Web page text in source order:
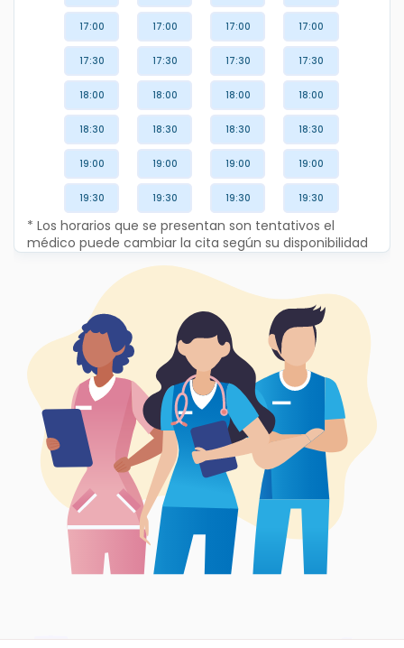
17:00
17:30
18:00
18:30
19:00
19:30
17:00
17:30
18:00
18:30
19:00
19:30
17:00
17:30
18:00
18:30
19:00
19:30
17:00
17:30
18:00
18:30
19:00
19:30
* Los horarios que se presentan son tentativos el
médico puede cambiar la cita según su disponibilidad